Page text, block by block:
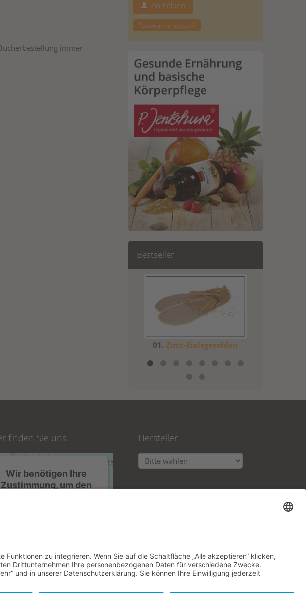
immer
Anmelden
Passwort vergessen?
Bestseller
01.Zimt-Einlegesohlen
finden Sie uns
Wir benötigen Ihre
Zustimmung, um den
Service kann Daten zu
Ihren Aktivitäten sammeln.
Bitte lesen Sie die Details
Hersteller